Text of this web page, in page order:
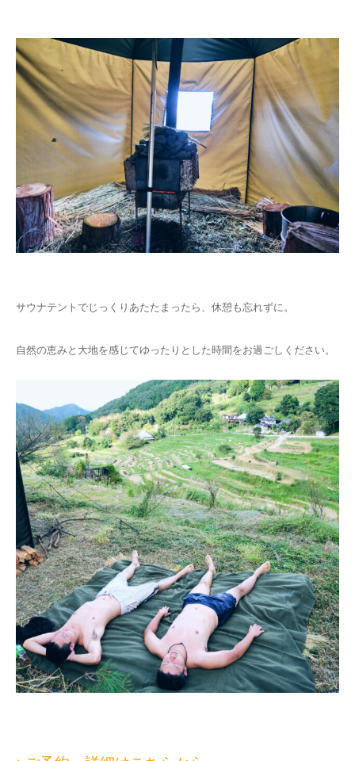
サウナテントでじっくりあたたまったら、休憩も忘れずに。
自然の恵みと大地を感じてゆったりとした時間をお過ごしください。